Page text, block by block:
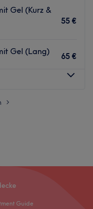
Gel (Kurz &
55 €
Gel (Lang)
65 €
>
Guide